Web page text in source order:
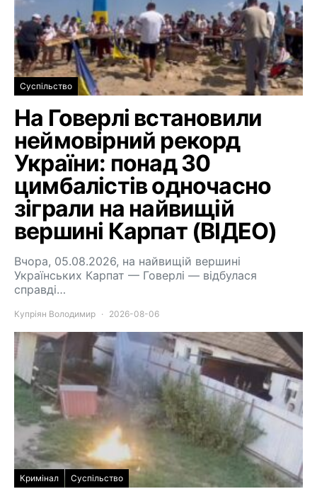
Суспільство
На Говерлі встановили
неймовірний рекорд
України: понад 30
цимбалістів одночасно
зіграли на найвищій
вершині Карпат (ВІДЕО)
Вчора, 05.08.2026, на найвищій вершині
Українських Карпат — Говерлі — відбулася
справді…
Купріян Володимир 2026-08-06
Кримінал Суспільство